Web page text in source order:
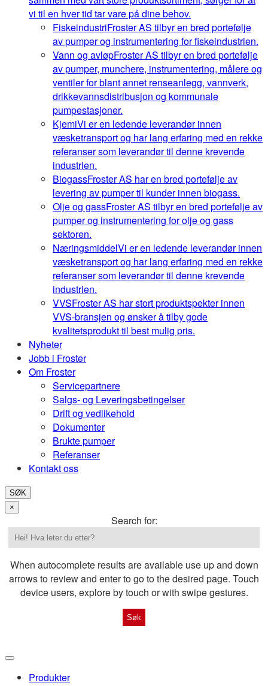
vi til en hver tid tar vare på dine behov.
FiskeindustriFroster AS tilbyr en bred portefølje
av pumper og instrumentering for fiskeindustrien.
Vann og avløpFroster AS tilbyr en bred portefølje
av pumper, munchere, instrumentering, målere og
ventiler for blant annet renseanlegg, vannverk,
drikkevannsdistribusjon og kommunale
pumpestasjoner.
KjemiVi er en ledende leverandør innen
væsketransport og har lang erfaring med en rekke
referanser som leverandør til denne krevende
industrien.
BiogassFroster AS har en bred portefølje av
levering av pumper til kunder innen biogass.
Olje og gassFroster AS tilbyr en bred portefølje av
pumper og instrumentering for olje og gass
sektoren.
NæringsmiddelVi er en ledende leverandør innen
væsketransport og har lang erfaring med en rekke
referanser som leverandør til denne krevende
industrien.
VVSFroster AS har stort produktspekter innen
VVS-bransjen og ønsker å tilby gode
kvalitetsprodukt til best mulig pris.
Nyheter
Jobb i Froster
Om Froster
Servicepartnere
Salgs- og Leveringsbetingelser
Drift og vedlikehold
Dokumenter
Brukte pumper
Referanser
Kontakt oss
SØK
×
Search for:
When autocomplete results are available use up and down
arrows to review and enter to go to the desired page. Touch
device users, explore by touch or with swipe gestures.
Produkter